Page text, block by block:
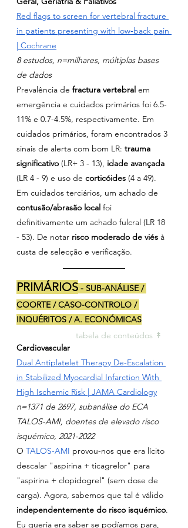
Red flags to screen for vertebral fracture
in patients presenting with low‐back pain
| Cochrane
8 estudos, n=milhares, múltiplas bases
de dados
Prevalência de fractura vertebral em
emergência e cuidados primários foi 6.5-
11% e 0.7-4.5%, respectivamente. Em
cuidados primários, foram encontrados 3
sinais de alerta com bom LR: trauma
significativo (LR+ 3 - 13), idade avançada
(LR 4 - 9) e uso de corticóides (4 a 49).
Em cuidados terciários, um achado de
contusão/abrasão local foi
definitivamente um achado fulcral (LR 18
- 53). De notar risco moderado de viés à
custa de selecção e verificação.
PRIMÁRIOS - SUB-ANÁLISE /
COORTE / CASO-CONTROLO /
INQUÉRITOS / A. ECONÓMICAS
tabela de conteúdos ↟
Cardiovascular
Dual Antiplatelet Therapy De-Escalation
in Stabilized Myocardial Infarction With
High Ischemic Risk | JAMA Cardiology
n=1371 de 2697, subanálise do ECA
TALOS-AMI, doentes de elevado risco
isquémico, 2021-2022
O TALOS-AMI provou-nos que era lícito
descalar "aspirina + ticagrelor" para
"aspirina + clopidogrel" (sem dose de
carga). Agora, sabemos que tal é válido
independentemente do risco isquémico.
Eu queria era saber se podíamos para,